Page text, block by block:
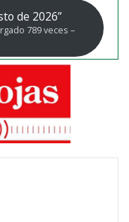
de 2026”
789 veces –